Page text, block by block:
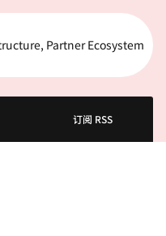
Partner Ecosystem
订阅 RSS